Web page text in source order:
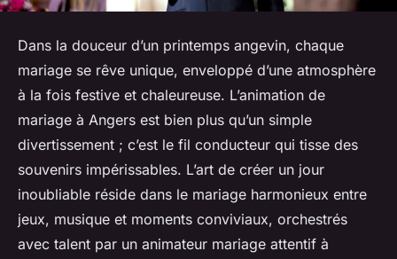
Dans la douceur d’un printemps angevin, chaque
mariage se rêve unique, enveloppé d’une atmosphère
à la fois festive et chaleureuse. L’animation de
mariage à Angers est bien plus qu’un simple
divertissement ; c’est le fil conducteur qui tisse des
souvenirs impérissables. L’art de créer un jour
inoubliable réside dans le mariage harmonieux entre
jeux, musique et moments conviviaux, orchestrés
avec talent par un animateur mariage attentif à